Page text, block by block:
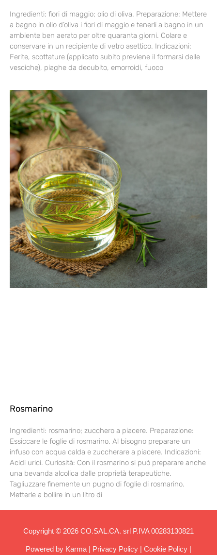
Ingredienti: fiori di maggio; olio di oliva. Preparazione: Mettere
a bagno in olio d’oliva i fiori di maggio e tenerli a bagno in un
ambiente ben aerato per oltre quaranta giorni. Colare e
conservare in un recipiente di vetro asettico. Indicazioni:
Ferite, scottature (applicato subito previene il formarsi delle
vesciche), piaghe da decubito, emorroidi, fuoco
Rosmarino
Ingredienti: rosmarino; zucchero a piacere. Preparazione:
Essiccare le foglie di rosmarino. Al bisogno preparare un
infuso con acqua calda e zuccherare a piacere. Indicazioni:
Acidi urici. Curiosità: Con il rosmarino si può preparare anche
una bevanda alcolica dalle proprietà terapeutiche.
Tagliuzzare finemente un pugno di foglie di rosmarino.
Metterle a bollire in un litro di
Copyright © 2026 CO.SAL.CA. srl P.IVA 00283130821
Powered by Karma| Privacy Policy Cookie Policy